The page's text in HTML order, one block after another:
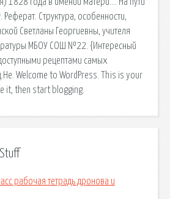
Реферат. Структура, особенности,
Светланы Георгиевны, учителя
МБОУ СОШ №22. {Интересный
рецептами самых
Welcome to WordPress. This is your
it, then start blogging.
рабочая тетрадь дронова и